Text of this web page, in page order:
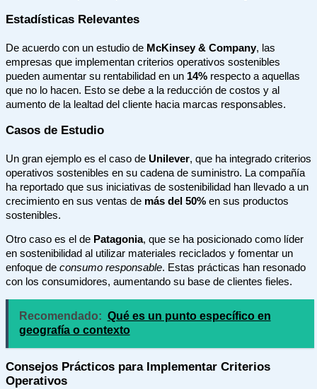
Estadísticas Relevantes
De acuerdo con un estudio de McKinsey & Company, las
empresas que implementan criterios operativos sostenibles
pueden aumentar su rentabilidad en un 14% respecto a aquellas
que no lo hacen. Esto se debe a la reducción de costos y al
aumento de la lealtad del cliente hacia marcas responsables.
Casos de Estudio
Un gran ejemplo es el caso de Unilever, que ha integrado criterios
operativos sostenibles en su cadena de suministro. La compañía
ha reportado que sus iniciativas de sostenibilidad han llevado a un
crecimiento en sus ventas de más del 50% en sus productos
sostenibles.
Otro caso es el de Patagonia, que se ha posicionado como líder
en sostenibilidad al utilizar materiales reciclados y fomentar un
enfoque de consumo responsable. Estas prácticas han resonado
con los consumidores, aumentando su base de clientes fieles.
Recomendado: Qué es un punto específico en
geografía o contexto
Consejos Prácticos para Implementar Criterios
Operativos